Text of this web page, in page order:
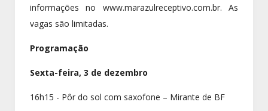
informações no www.marazulreceptivo.com.br. As
vagas são limitadas.
Programação
Sexta-feira, 3 de dezembro
16h15 - Pôr do sol com saxofone – Mirante de BF